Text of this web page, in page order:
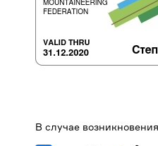
В случае